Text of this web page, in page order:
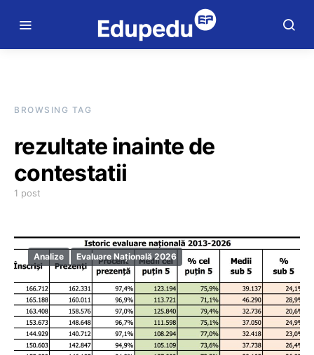
BROWSING TAG
rezultate inainte de
contestatii
1 post
Analize Evaluare Națională 2026